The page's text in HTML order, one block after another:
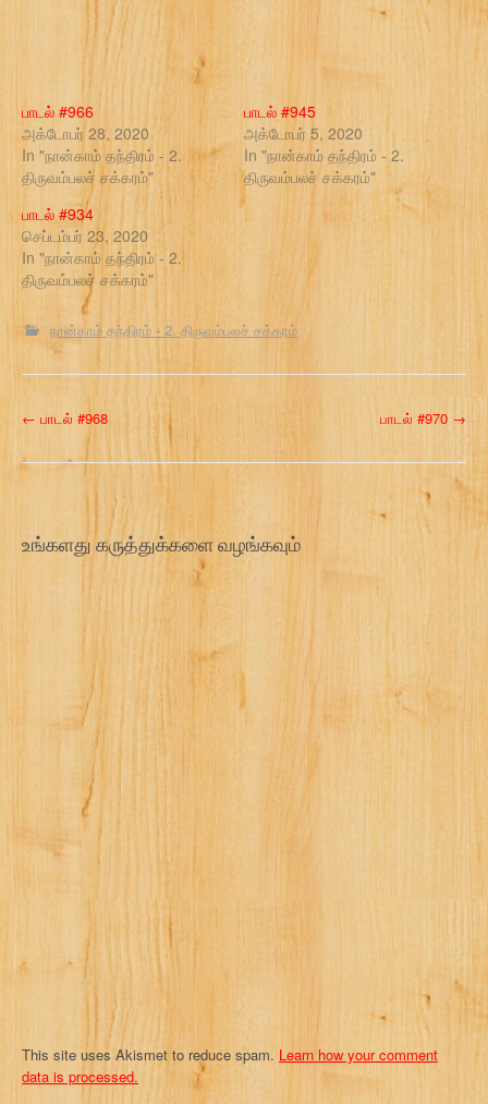
பாடல் #966
அக்டோபர் 28, 2020
In "நான்காம் தந்திரம் - 2.
திருவம்பலச் சக்கரம்"
பாடல் #945
அக்டோபர் 5, 2020
In "நான்காம் தந்திரம் - 2.
திருவம்பலச் சக்கரம்"
பாடல் #934
செப்டம்பர் 23, 2020
In "நான்காம் தந்திரம் - 2.
திருவம்பலச் சக்கரம்"
நான்காம் தந்திரம் - 2. திருவம்பலச் சக்கரம்
P
o
t
o
← பாடல் #968 பாடல் #970 →
உங்களது கருத்துக்களை வழங்கவும்
This site uses Akismet to reduce spam. Learn how your comment
data is processed.